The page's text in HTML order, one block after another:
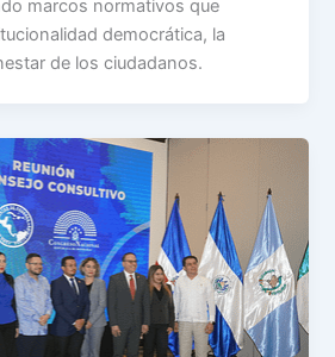
marcos normativos que
democrática, la
de los ciudadanos.